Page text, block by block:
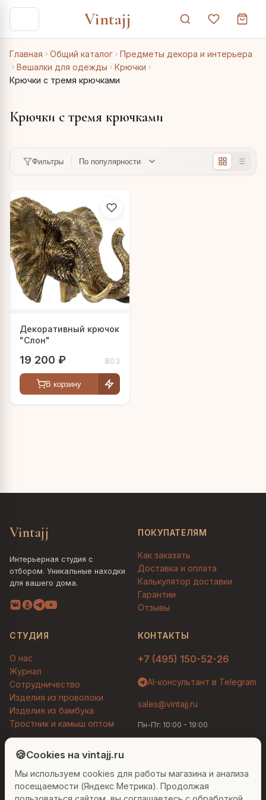
Vintajj
Главная Общий каталог
Предметы декора и интерьера
Вешалки для одежды
Крючки
Крючки с тремя крючками
Крючки с тремя крючками
Фильтры
Декоративный крючок
"Слон"
19 200 ₽ B03
В корзину
Vintajj
Интерьерная студия с
отбором. Уникальные находки
для вашего дома.
ПОКУПАТЕЛЯМ
Как заказать
Доставка и оплата
Калькулятор доставки
Гарантии
Отзывы
СТУДИЯ
О нас
Журнал
Сотрудничество
Изделия из проволоки
Изделия из бамбука
Тростник и камыш оптом
КОНТАКТЫ
+7 (495) 150-52-26
AI-консультант в Telegram
sales@vintajj.ru
Пн-Пт: 10:00 - 19:00
© 2026 Vintajj. Все права защищены.
Договор оферты
Политика конфиденциальности
Согласие на обработку ПДн
Настройки cookies
🍪Cookies на vintajj.ru
Мы используем cookies для работы магазина и анализа
посещаемости (Яндекс Метрика). Продолжая
Людмила
Привет! Я Людмила, ваш персональный
консультант по декору. Чем могу помочь?